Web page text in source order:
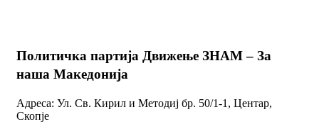
Политичка партија Движење ЗНАМ – За
наша Македонија
Адреса: Ул. Св. Кирил и Методиј бр. 50/1-1, Центар,
Скопје